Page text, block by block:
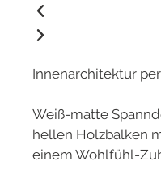
Innenarchitektur
Weiß-matte
hellen Holzbalken
einem Wohlfühl-